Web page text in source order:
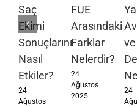
Saç
Ekimi
Sonuçlarını
Nasıl
Etkiler?
24
Ağustos
FUE
Arasındaki
Farklar
Nelerdir?
24
Ağustos
2025
ve
24